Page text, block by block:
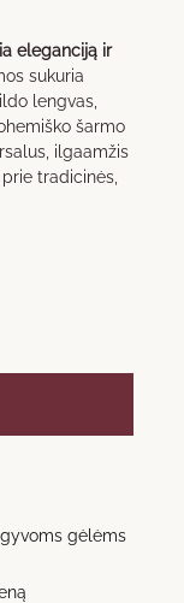
eleganciją ir
sukuria
lengvas,
šarmo
ilgaamžis
tradicinės,
gėlėms